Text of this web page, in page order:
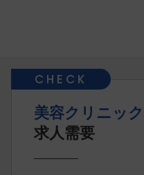
美容クリニック
求人需要